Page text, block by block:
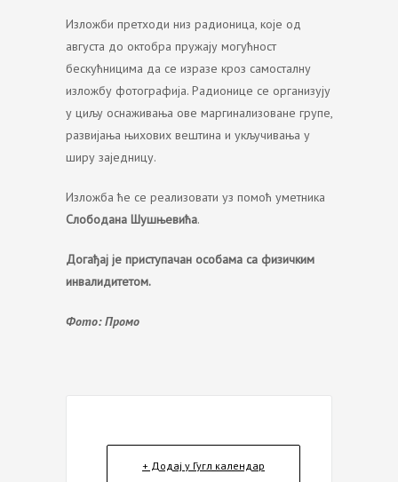
Изложби претходи низ радионица, које од
августа до октобра пружају могућност
бескућницима да се изразе кроз самосталну
изложбу фотографија. Радионице се организују
у циљу оснаживања ове маргинализоване групе,
развијања њихових вештина и укључивања у
ширу заједницу.
Изложба ће се реализовати уз помоћ уметника
Слободана Шушњевића.
Догађај је приступачан особама са физичким
инвалидитетом.
Фото: Промо
+ Додај у Гугл календар